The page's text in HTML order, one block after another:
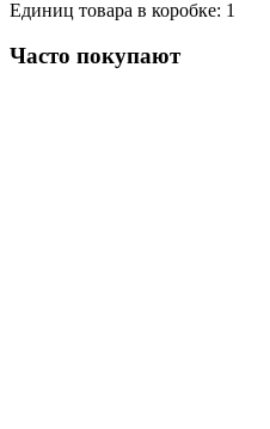
Единиц товара в коробке: 1
Часто покупают